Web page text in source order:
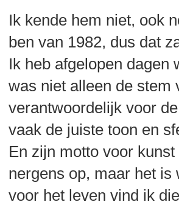
Ik kende hem niet, ook
ben van 1982, dus dat
Ik heb afgelopen dagen
was niet alleen de stem
verantwoordelijk voor
vaak de juiste toon en
En zijn motto voor
nergens op, maar het
voor het leven vind ik